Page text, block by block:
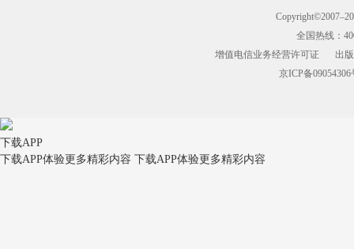
全国热线：
增值电信业务经营许可证
出
京ICP备09054306
下载APP
下载APP体验更多精彩内容 下载APP体验更多精彩内容